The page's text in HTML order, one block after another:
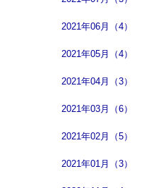
2021年06月（4）
2021年05月（4）
2021年04月（3）
2021年03月（6）
2021年02月（5）
2021年01月（3）